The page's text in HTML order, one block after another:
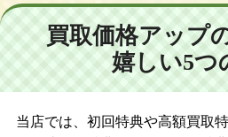
買取価格アップ
嬉しい5つ
当店では、初回特典や高額買取